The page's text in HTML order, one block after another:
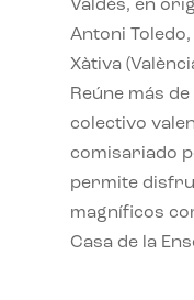
Valdés, en
Antoni
Xàtiva
Reúne más
colectivo
comisariado
permite
magníficos
Casa de la